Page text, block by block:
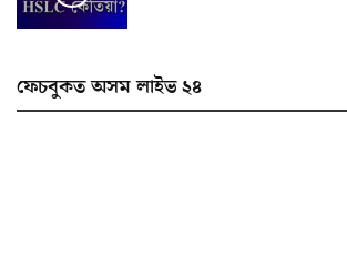
ফেচবুকত অসম লাইভ ২৪